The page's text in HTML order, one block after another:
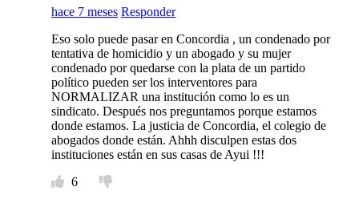
hace 7 meses Responder
Eso solo puede pasar en Concordia , un condenado por
tentativa de homicidio y un abogado y su mujer
condenado por quedarse con la plata de un partido
político pueden ser los interventores para
NORMALIZAR una institución como lo es un
sindicato. Después nos preguntamos porque estamos
donde estamos. La justicia de Concordia, el colegio de
abogados donde están. Ahhh disculpen estas dos
instituciones están en sus casas de Ayui !!!
6